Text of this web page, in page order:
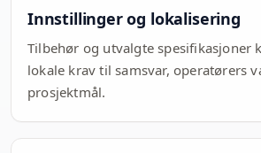
Innstillinger og lokalisering
Tilbehør og utvalgte spesifikasjoner
lokale krav til samsvar, operatørers
prosjektmål.